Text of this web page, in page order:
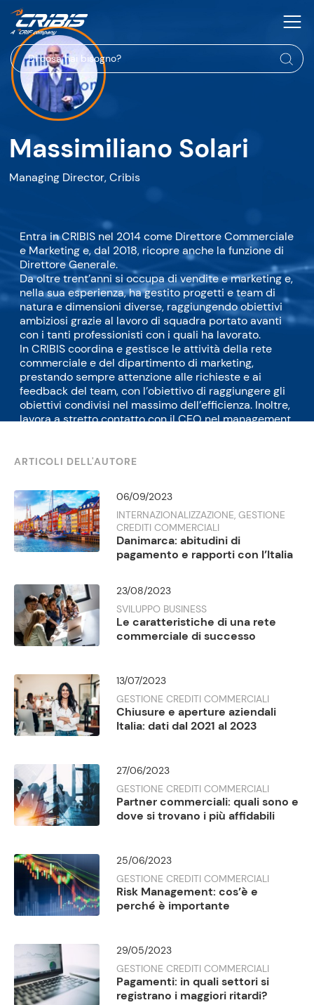
Massimiliano Solari
Managing Director, Cribis
Entra in CRIBIS nel 2014 come Direttore Commerciale
e Marketing e, dal 2018, ricopre anche la funzione di
Direttore Generale.
Da oltre trent’anni si occupa di vendite e marketing e,
nella sua esperienza, ha gestito progetti e team di
natura e dimensioni diverse, raggiungendo obiettivi
ambiziosi grazie al lavoro di squadra portato avanti
con i tanti professionisti con i quali ha lavorato.
In CRIBIS coordina e gestisce le attività della rete
commerciale e del dipartimento di marketing,
prestando sempre attenzione alle richieste e ai
feedback del team, con l’obiettivo di raggiungere gli
obiettivi condivisi nel massimo dell’efficienza. Inoltre,
lavora a stretto contatto con il CEO nel management
ARTICOLI DELL'AUTORE
06/09/2023
INTERNAZIONALIZZAZIONE, GESTIONE
CREDITI COMMERCIALI
Danimarca: abitudini di
pagamento e rapporti con l’Italia
23/08/2023
SVILUPPO BUSINESS
Le caratteristiche di una rete
commerciale di successo
13/07/2023
GESTIONE CREDITI COMMERCIALI
Chiusure e aperture aziendali
Italia: dati dal 2021 al 2023
27/06/2023
GESTIONE CREDITI COMMERCIALI
Partner commerciali: quali sono e
dove si trovano i più affidabili
25/06/2023
GESTIONE CREDITI COMMERCIALI
Risk Management: cos’è e
perché è importante
29/05/2023
GESTIONE CREDITI COMMERCIALI
Pagamenti: in quali settori si
registrano i maggiori ritardi?